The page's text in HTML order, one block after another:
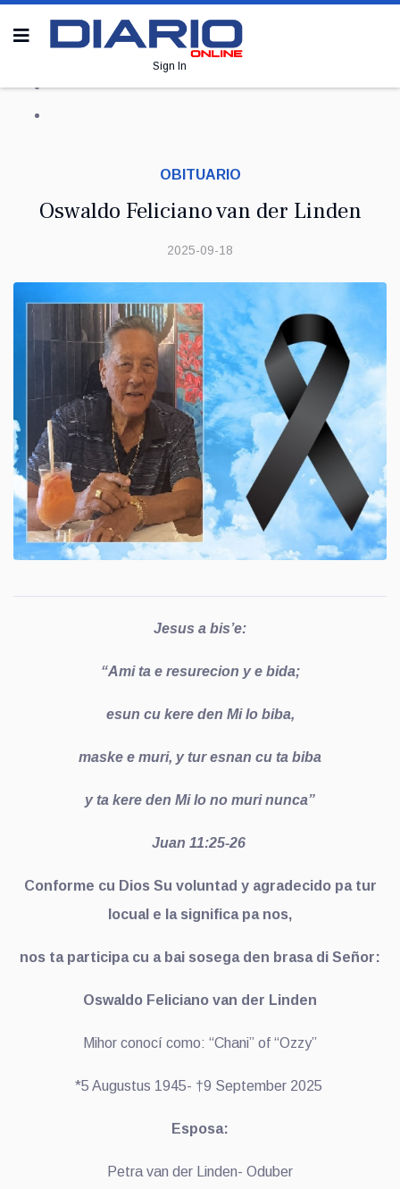
Sign In
OBITUARIO
Oswaldo Feliciano van der Linden
2025-09-18
Jesus a bis’e:
“Ami ta e resurecion y e bida;
esun cu kere den Mi lo biba,
maske e muri, y tur esnan cu ta biba
y ta kere den Mi lo no muri nunca”
Juan 11:25-26
Conforme cu Dios Su voluntad y agradecido pa tur
locual e la significa pa nos,
nos ta participa cu a bai sosega den brasa di Señor:
Oswaldo Feliciano van der Linden
Mihor conocí como: “Chani” of “Ozzy”
*5 Augustus 1945- †9 September 2025
Esposa:
Petra van der Linden- Oduber